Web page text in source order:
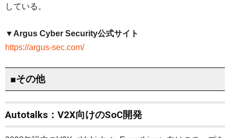
している。
▼Argus Cyber Security公式サイト
https://argus-sec.com/
■その他
Autotalks：V2X向けのSoC開発